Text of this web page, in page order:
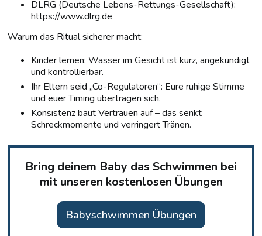
DLRG (Deutsche Lebens-Rettungs-Gesellschaft):
https://www.dlrg.de
Warum das Ritual sicherer macht:
Kinder lernen: Wasser im Gesicht ist kurz, angekündigt
und kontrollierbar.
Ihr Eltern seid „Co-Regulatoren“: Eure ruhige Stimme
und euer Timing übertragen sich.
Konsistenz baut Vertrauen auf – das senkt
Schreckmomente und verringert Tränen.
Bring deinem Baby das Schwimmen bei
mit unseren kostenlosen Übungen
Babyschwimmen Übungen